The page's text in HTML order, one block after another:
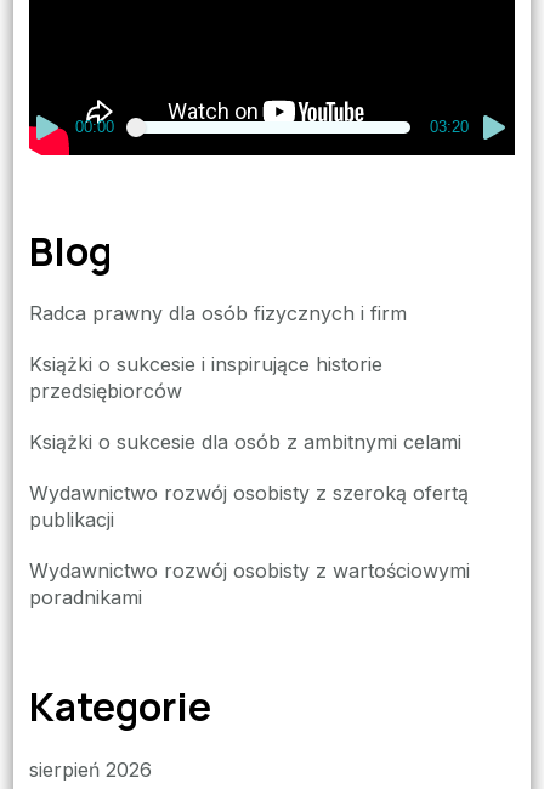
00:00 03:20
Blog
Radca prawny dla osób fizycznych i firm
Książki o sukcesie i inspirujące historie
przedsiębiorców
Książki o sukcesie dla osób z ambitnymi celami
Wydawnictwo rozwój osobisty z szeroką ofertą
publikacji
Wydawnictwo rozwój osobisty z wartościowymi
poradnikami
Kategorie
sierpień 2026